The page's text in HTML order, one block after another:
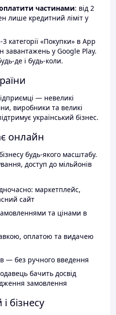
частинами: від 2
лише кредитний ліміт у
категорії «Покупки» в App
завантажень у Google Play.
де і будь-коли.
— невеликі
виробники та великі
український бізнес.
онлайн
будь-якого масштабу.
доступ до мільйонів
маркетплейс,
сайт
та цінами в
оплатою та видачею
— без ручного введення
бачить досвід
замовлення
бізнесу